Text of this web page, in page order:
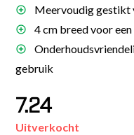
Meervoudig gestikt
4 cm breed voor
gebruik
7.24
Uitverkocht